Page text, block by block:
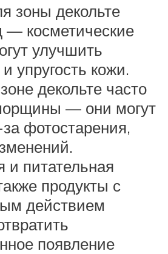
зоны декольте
— косметические
улучшить
упругость кожи.
декольте часто
— они могут
фотостарения,
питательная
продукты с
действием
появление